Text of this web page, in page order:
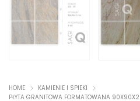
HOME
KAMIENIE I SPIEKI
PŁYTA GRANITOWA FORMATOWANA